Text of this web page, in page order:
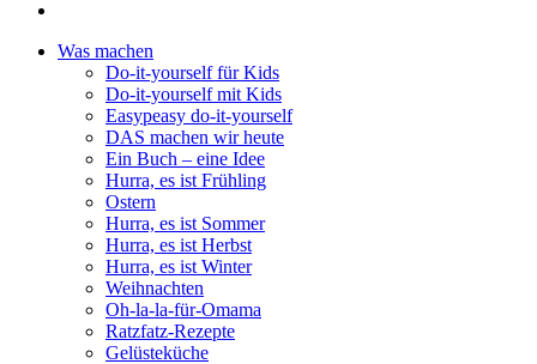
Was machen
Do-it-yourself für Kids
Do-it-yourself mit Kids
Easypeasy do-it-yourself
DAS machen wir heute
Ein Buch – eine Idee
Hurra, es ist Frühling
Ostern
Hurra, es ist Sommer
Hurra, es ist Herbst
Hurra, es ist Winter
Weihnachten
Oh-la-la-für-Omama
Ratzfatz-Rezepte
Gelüsteküche